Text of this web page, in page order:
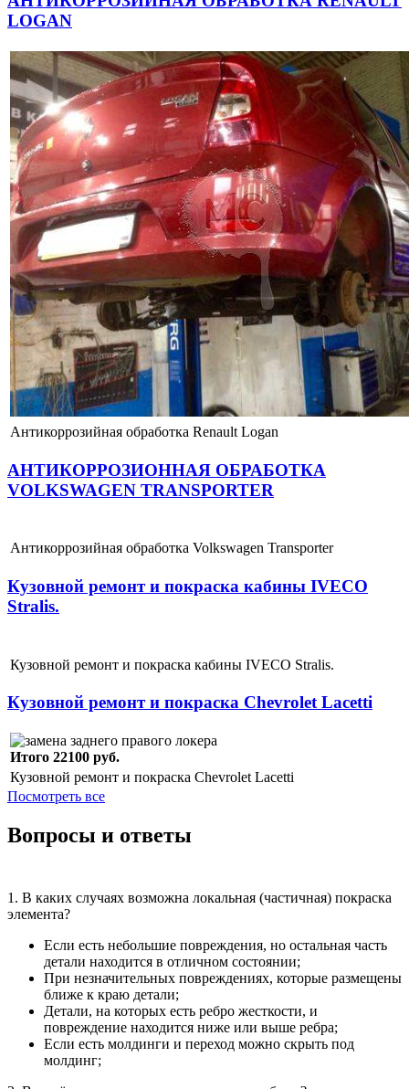
LOGAN
Антикоррозийная обработка Renault Logan
АНТИКОРРОЗИОННАЯ ОБРАБОТКА
VOLKSWAGEN TRANSPORTER
Антикоррозийная обработка Volkswagen Transporter
Кузовной ремонт и покраска кабины IVECO
Stralis.
Кузовной ремонт и покраска кабины IVECO Stralis.
Кузовной ремонт и покраска Chevrolet Lacetti
Итого 22100 руб.
Кузовной ремонт и покраска Chevrolet Lacetti
Посмотреть все
Вопросы и ответы
1. В каких случаях возможна локальная (частичная) покраска
элемента?
Если есть небольшие повреждения, но остальная часть
детали находится в отличном состоянии;
При незначительных повреждениях, которые размещены
ближе к краю детали;
Детали, на которых есть ребро жесткости, и
повреждение находится ниже или выше ребра;
Если есть молдинги и переход можно скрыть под
молдинг;